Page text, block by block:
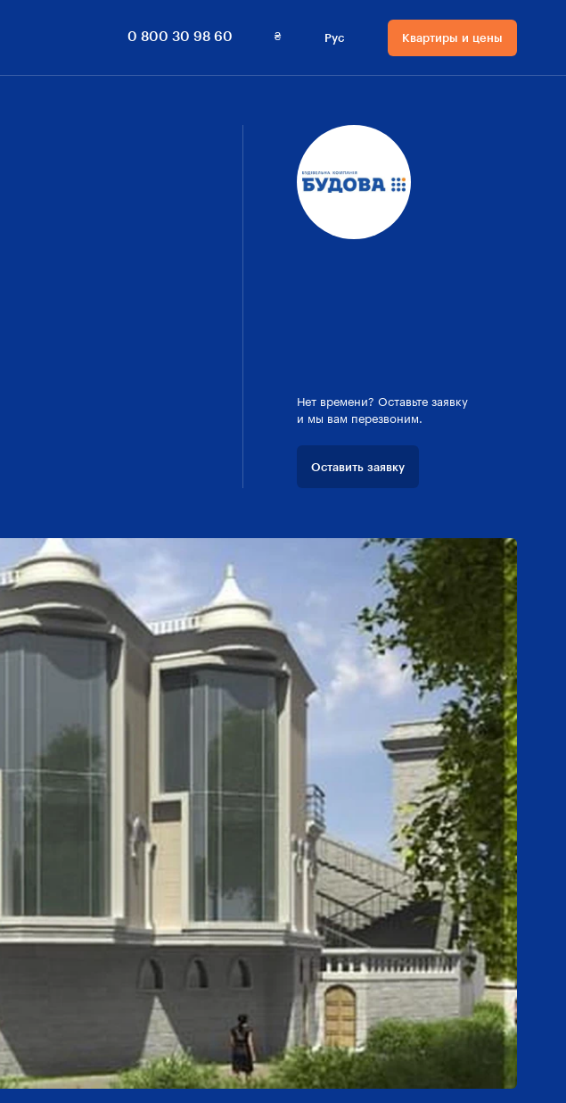
0 800 30 98 60 ₴
Валюта на сайте
$ Доллары
Рус
Язык сайта
Українська
Квартиры и цены
Квартиры и цены
Нет времени? Оставьте заявку
и мы вам перезвоним.
Оставить заявку